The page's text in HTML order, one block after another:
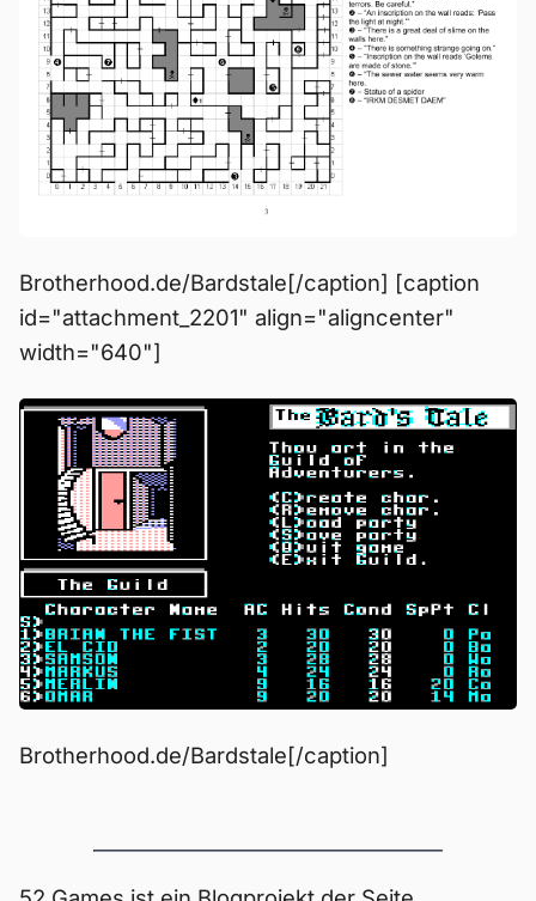
Brotherhood.de/Bardstale[/caption] [caption
id="attachment_2201" align="aligncenter"
width="640"]
Brotherhood.de/Bardstale[/caption]